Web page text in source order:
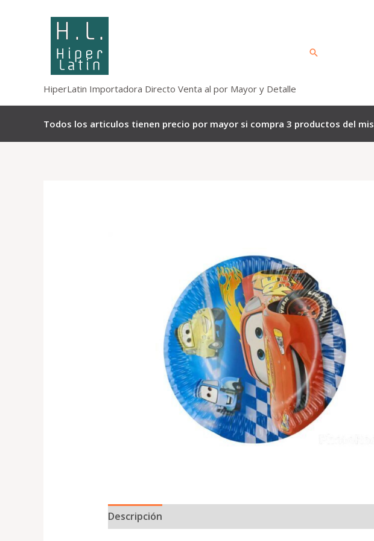
HiperLatin Importadora Directo Venta al por Mayor y Detalle
Buscar
Todos los articulos tienen precio por mayor si compra 3 productos del
Descripción